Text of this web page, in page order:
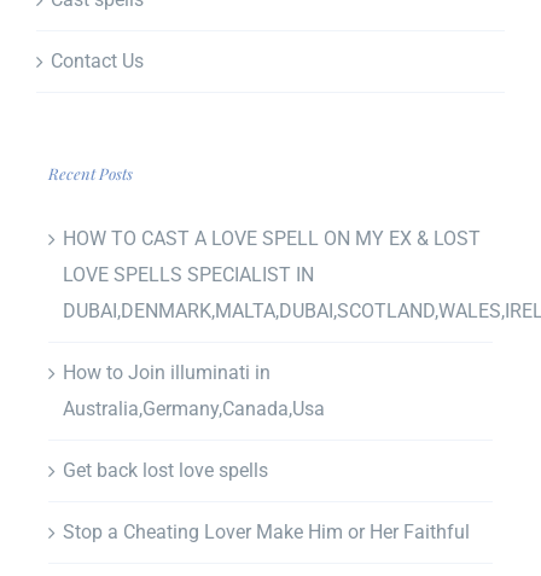
Contact Us
Recent Posts
HOW TO CAST A LOVE SPELL ON MY EX & LOST
LOVE SPELLS SPECIALIST IN
How to Join illuminati in
Australia,Germany,Canada,Usa
Get back lost love spells
Stop a Cheating Lover Make Him or Her Faithful